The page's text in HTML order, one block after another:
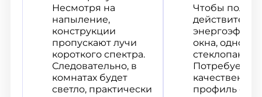
Несмотря на
напыление,
конструкции
пропускают лучи
короткого спектра.
Следовательно, в
комнатах будет
светло, практически
Чтобы
окна, одного
стеклопакета
Потребуется
профиль от